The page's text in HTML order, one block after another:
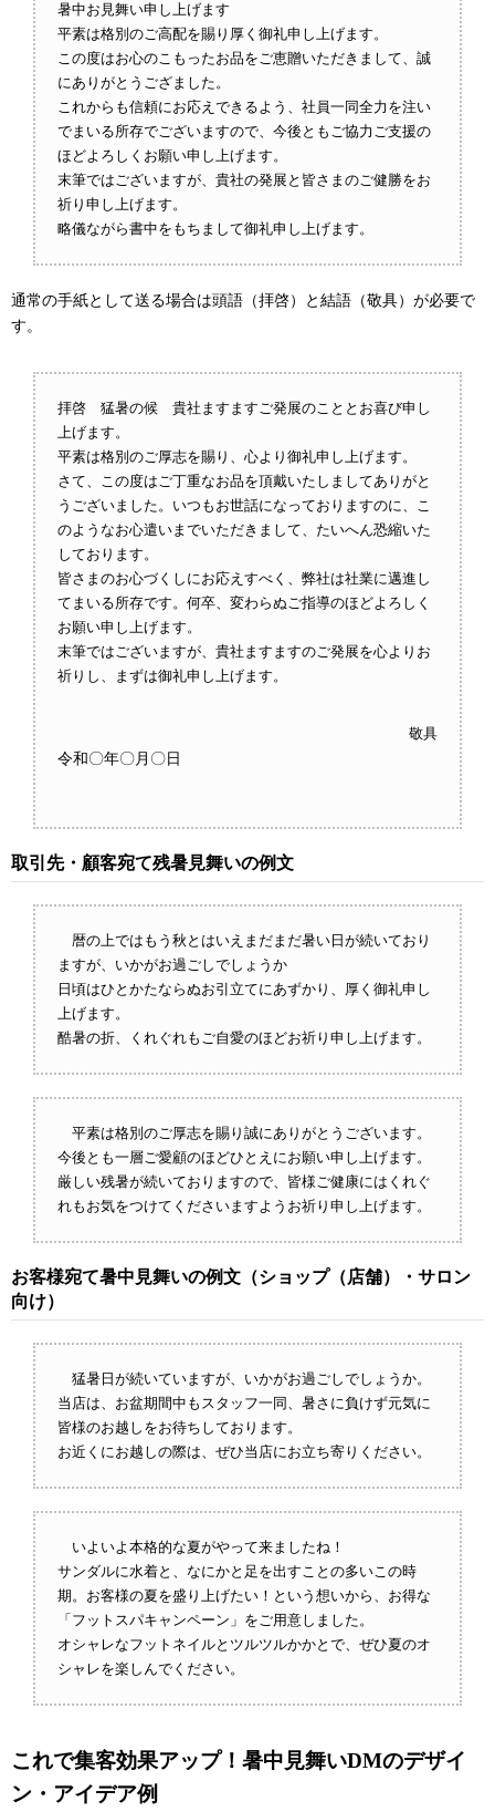
暑中お見舞い申し上げます
平素は格別のご高配を賜り厚く御礼申し上げます。
この度はお心のこもったお品をご恵贈いただきまして、誠
にありがとうござました。
これからも信頼にお応えできるよう、社員一同全力を注い
でまいる所存でございますので、今後ともご協力ご支援の
ほどよろしくお願い申し上げます。
末筆ではございますが、貴社の発展と皆さまのご健勝をお
祈り申し上げます。
略儀ながら書中をもちまして御礼申し上げます。
通常の手紙として送る場合は頭語（拝啓）と結語（敬具）が必要で
す。
拝啓 猛暑の候 貴社ますますご発展のこととお喜び申し
上げます。
平素は格別のご厚志を賜り、心より御礼申し上げます。
さて、この度はご丁重なお品を頂戴いたしましてありがと
うございました。いつもお世話になっておりますのに、こ
のようなお心遣いまでいただきまして、たいへん恐縮いた
しております。
皆さまのお心づくしにお応えすべく、弊社は社業に邁進し
てまいる所存です。何卒、変わらぬご指導のほどよろしく
お願い申し上げます。
末筆ではございますが、貴社ますますのご発展を心よりお
祈りし、まずは御礼申し上げます。
敬具
令和〇年〇月〇日
取引先・顧客宛て残暑見舞いの例文
暦の上ではもう秋とはいえまだまだ暑い日が続いており
ますが、いかがお過ごしでしょうか
日頃はひとかたならぬお引立てにあずかり、厚く御礼申し
上げます。
酷暑の折、くれぐれもご自愛のほどお祈り申し上げます。
平素は格別のご厚志を賜り誠にありがとうございます。
今後とも一層ご愛顧のほどひとえにお願い申し上げます。
厳しい残暑が続いておりますので、皆様ご健康にはくれぐ
れもお気をつけてくださいますようお祈り申し上げます。
お客様宛て暑中見舞いの例文（ショップ（店舗）・サロン
向け）
猛暑日が続いていますが、いかがお過ごしでしょうか。
当店は、お盆期間中もスタッフ一同、暑さに負けず元気に
皆様のお越しをお待ちしております。
お近くにお越しの際は、ぜひ当店にお立ち寄りください。
いよいよ本格的な夏がやって来ましたね！
サンダルに水着と、なにかと足を出すことの多いこの時
期。お客様の夏を盛り上げたい！という想いから、お得な
「フットスパキャンペーン」をご用意しました。
オシャレなフットネイルとツルツルかかとで、ぜひ夏のオ
シャレを楽しんでください。
これで集客効果アップ！暑中見舞いDMのデザイ
ン・アイデア例